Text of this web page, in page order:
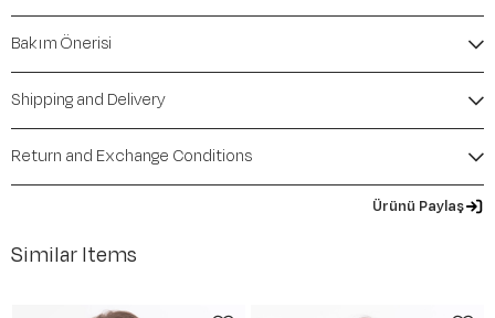
Bakım Önerisi
Shipping and Delivery
Return and Exchange Conditions
Ürünü Paylaş
Similar Items